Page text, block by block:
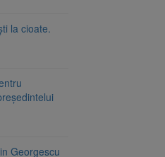
la cioate.
Georgescu